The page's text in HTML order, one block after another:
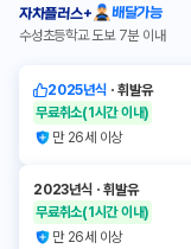
자차플러스+
배달가능
수성초등학교 도보 7분 이내
2025년식 ㆍ휘발유
무료취소(1시간 이내)
만 26세 이상
2023년식 ㆍ휘발유
무료취소(1시간 이내)
만 26세 이상